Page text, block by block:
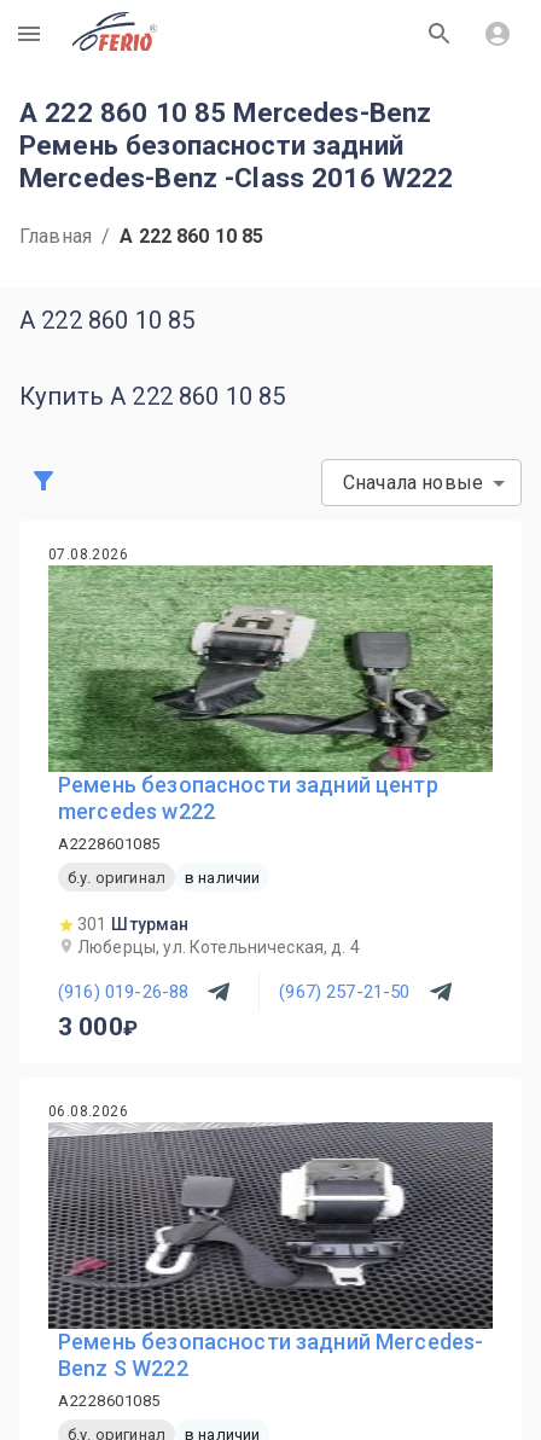
R
A 222 860 10 85 Mercedes-Benz
Ремень безопасности задний
Mercedes-Benz -Class 2016 W222
Главная / A 222 860 10 85
A 222 860 10 85
Купить A 222 860 10 85
Сначала новые
07.08.2026
Ремень безопасности задний центр
mercedes w222
A2228601085
б.у. оригинал
в наличии
301
Штурман
Люберцы, ул. Котельническая, д. 4
(916) 019-26-88 (967) 257-21-50
3 000
06.08.2026
Ремень безопасности задний Mercedes-
Benz S W222
A2228601085
б.у. оригинал
в наличии